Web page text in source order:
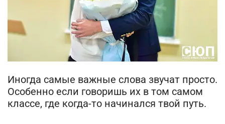
Иногда самые важные слова звучат просто.
Особенно если говоришь их в том самом
классе, где когда-то начинался твой путь.